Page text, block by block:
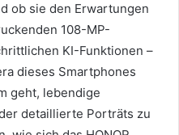
ob sie den Erwartungen
108-MP-
KI-Funktionen –
dieses Smartphones
geht, lebendige
detaillierte Porträts zu